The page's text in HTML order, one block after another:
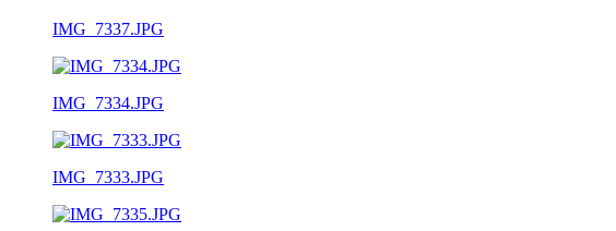
IMG_7337.JPG
IMG_7334.JPG
IMG_7333.JPG